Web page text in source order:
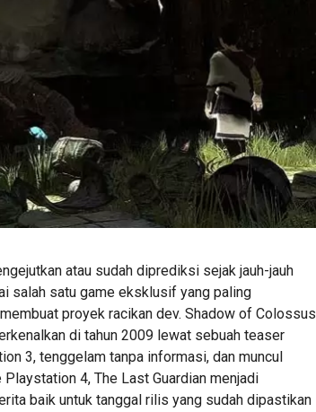
atau sudah diprediksi sejak jauh-jauh
salah satu game eksklusif yang paling
proyek racikan dev. Shadow of Colossus
di tahun 2009 lewat sebuah teaser
3, tenggelam tanpa informasi, dan muncul
4, The Last Guardian menjadi
baik untuk tanggal rilis yang sudah dipastikan